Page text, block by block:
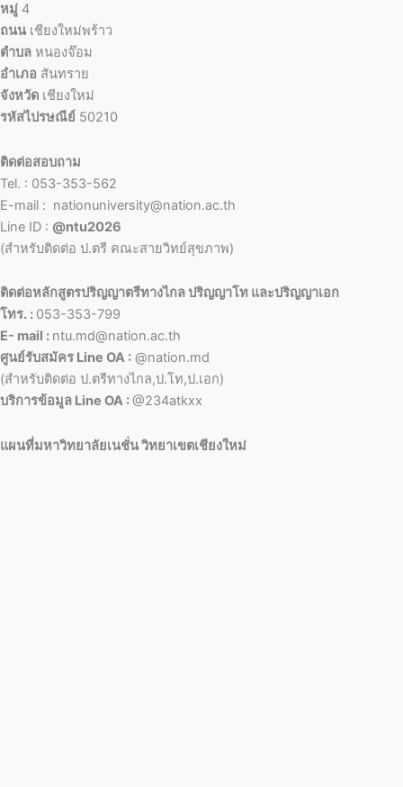
หมู่ 4
ถนน เชียงใหม่พร้าว
ตำบล หนองจ๊อม
อำเภอ สันทราย
จังหวัด เชียงใหม่
รหัสไปรษณีย์ 50210
ติดต่อสอบถาม
Tel. : 053-353-562
E-mail : nationuniversity@nation.ac.th
Line ID : @ntu2026
(สำหรับติดต่อ ป.ตรี คณะสายวิทย์สุขภาพ)
ติดต่อหลักสูตรปริญญาตรีทางไกล ปริญญาโท และปริญญาเอก
โทร. : 053-353-799
E- mail : ntu.md@nation.ac.th
ศูนย์รับสมัคร Line OA : @nation.md
(สำหรับติดต่อ ป.ตรีทางไกล,ป.โท,ป.เอก)
บริการข้อมูล Line OA :@234atkxx
แผนที่มหาวิทยาลัยเนชั่น วิทยาเขตเชียงใหม่